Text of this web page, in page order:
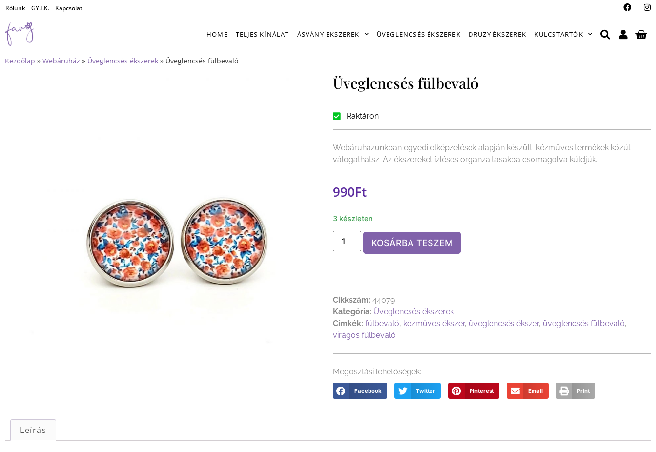
Rólunk GY.I.K. Kapcsolat
HOME TELJES KÍNÁLAT ÁSVÁNY ÉKSZEREK ÜVEGLENCSÉS ÉKSZEREK DRUZY ÉKSZEREK KULCSTARTÓK
Kezdőlap » Webáruház » Üveglencsés ékszerek » Üveglencsés fülbevaló
Üveglencsés fülbevaló
Raktáron
Webáruházunkban egyedi elképzelések alapján készült, kézműves termékek közül
válogathatsz. Az ékszereket ízléses organza tasakba csomagolva küldjük.
990Ft
3 készleten
KOSÁRBA TESZEM
Cikkszám: 44079
Kategória: Üveglencsés ékszerek
Címkék: fülbevaló, kézműves ékszer, üveglencsés ékszer, üveglencsés fülbevaló,
virágos fülbevaló
Megosztási lehetőségek:
Facebook Twitter Pinterest Email Print
Leírás